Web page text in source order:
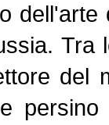
del
persino